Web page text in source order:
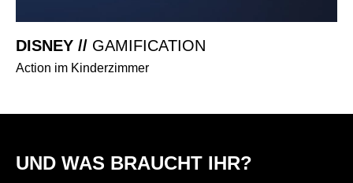
DISNEY // GAMIFICATION
Action im Kinderzimmer
UND WAS BRAUCHT IHR?